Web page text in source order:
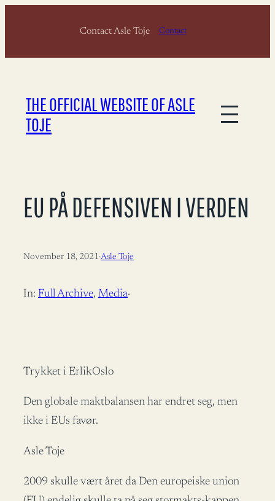
Contact Asle Toje Contact
THE OFFICIAL WEBSITE OF ASLE
TOJE
EU PÅ DEFENSIVEN I VERDEN
November 18, 2021·Asle Toje
In: Full Archive, Media·
Trykket i ErlikOslo
Den globale maktbalansen har endret seg, men
ikke i EUs favør.
Asle Toje
2009 skulle vært året da Den europeiske union